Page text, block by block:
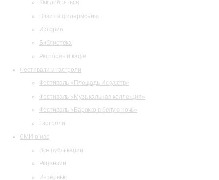
Как добраться
Визит в филармонию
История
Библиотека
Ресторан и кафе
Фестивали и гастроли
Фестиваль «Площадь Искусств»
Фестиваль «Музыкальная коллекция»
Фестиваль «Барокко в белую ночь»
Гастроли
СМИ о нас
Все публикации
Рецензии
Интервью